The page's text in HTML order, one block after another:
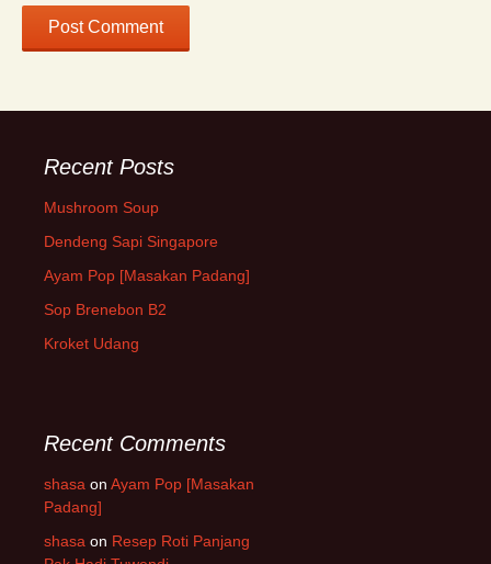
Recent Posts
Mushroom Soup
Dendeng Sapi Singapore
Ayam Pop [Masakan Padang]
Sop Brenebon B2
Kroket Udang
Recent Comments
shasa on Ayam Pop [Masakan
Padang]
shasa on Resep Roti Panjang